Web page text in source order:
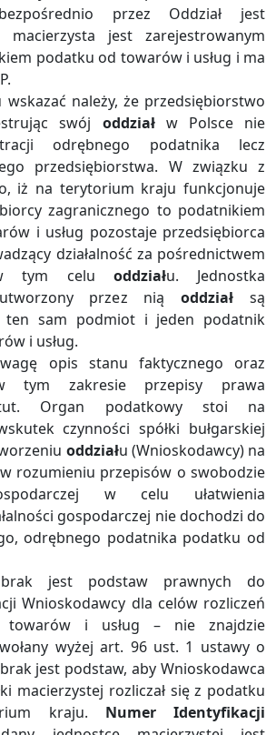
przez Oddział jest
macierzysta jest zarejestrowanym
podatku od towarów i usług i ma
należy, że przedsiębiorstwo
swój oddziałw Polsce nie
odrębnego podatnika lecz
przedsiębiorstwa. W związku z
iż na terytorium kraju funkcjonuje
zagranicznego to podatnikiem
i usług pozostaje przedsiębiorca
działalność za pośrednictwem
tym celu oddziału. Jednostka
przez niąoddział są
ten sam podmiot i jeden podatnik
i usług.
opis stanu faktycznego oraz
tym zakresie przepisy prawa
tut. Organ podatkowy stoi na
czynności spółki bułgarskiej
oddziału (Wnioskodawcy) na
rozumieniu przepisów o swobodzie
w celu ułatwienia
gospodarczej nie dochodzi do
odrębnego podatnika podatku od
brak jest podstaw prawnych do
Wnioskodawcy dla celów rozliczeń
i usług – nie znajdzie
wyżej art. 96 ust. 1 ustawy o
jest podstaw, aby Wnioskodawca
macierzystej rozliczał się z podatku
kraju. Numer Identyfikacji